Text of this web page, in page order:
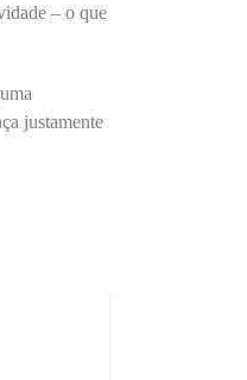
– o que
justamente